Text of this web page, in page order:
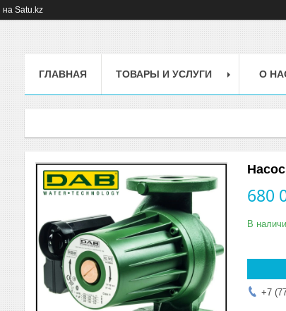
на Satu.kz
ГЛАВНАЯ ТОВАРЫ И УСЛУГИ О
680
В
+7